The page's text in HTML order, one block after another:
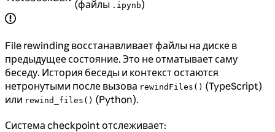
(файлы .ipynb)
File rewinding восстанавливает файлы на диске в
предыдущее состояние. Это не отматывает саму
беседу. История беседы и контекст остаются
нетронутыми после вызова rewindFiles() (TypeScript)
или rewind_files() (Python).
Система checkpoint отслеживает: